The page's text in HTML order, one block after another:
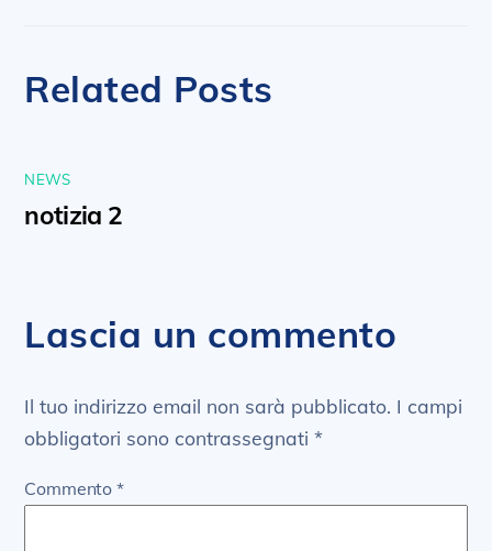
Related Posts
NEWS
notizia 2
Lascia un commento
Il tuo indirizzo email non sarà pubblicato. I campi
obbligatori sono contrassegnati*
Commento *